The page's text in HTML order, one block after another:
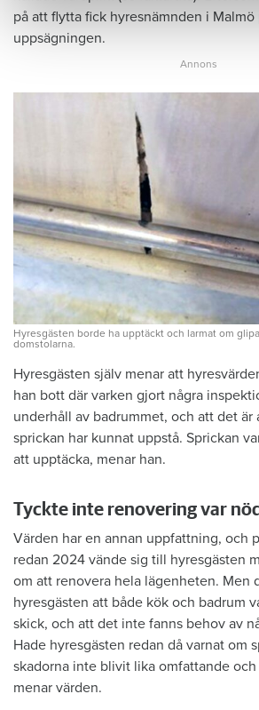
på att flytta fick hyresnämnden i Malmö
uppsägningen.
Hyresgästen borde ha upptäckt och larmat om
domstolarna.
Hyresgästen själv menar att
han bott där varken gjort några
underhåll av badrummet, och att det
sprickan har kunnat uppstå. Sprickan
att upptäcka, menar han.
Tyckte inte renovering var
Värden har en annan uppfattning, och
redan 2024 vände sig till hyresgästen
om att renovera hela lägenheten. Men
hyresgästen att både kök och badrum
skick, och att det inte fanns behov av
Hade hyresgästen redan då varnat om
skadorna inte blivit lika omfattande och
menar värden.